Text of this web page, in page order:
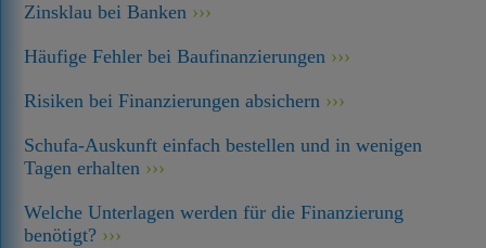
Zinsklau bei Banken
Häufige Fehler bei Baufinanzierungen
Risiken bei Finanzierungen absichern
Schufa-Auskunft einfach bestellen und in wenigen
Tagen erhalten
Welche Unterlagen werden für die Finanzierung
benötigt?